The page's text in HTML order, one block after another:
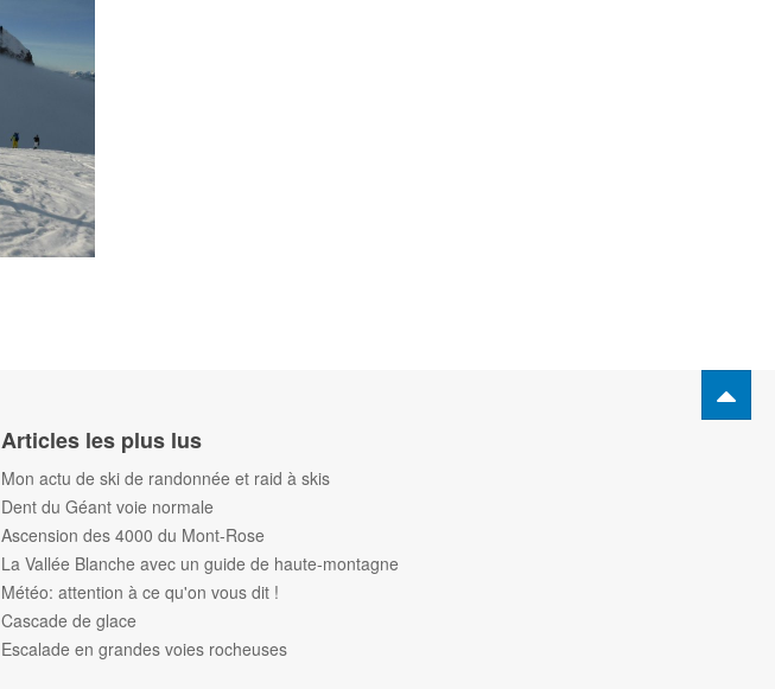
Articles les plus lus
Mon actu de ski de randonnée et raid à skis
Dent du Géant voie normale
Ascension des 4000 du Mont-Rose
La Vallée Blanche avec un guide de haute-montagne
Météo: attention à ce qu'on vous dit !
Cascade de glace
Escalade en grandes voies rocheuses